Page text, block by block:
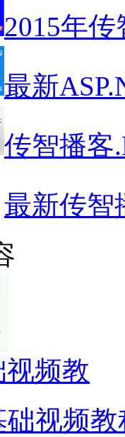
2015年传
最新
传智播客
最新传智
视频教
础视频